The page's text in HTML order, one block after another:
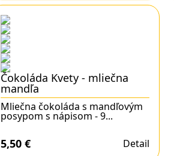
Čokoláda Kvety - mliečna
mandľa
Mliečna čokoláda s mandľovým
posypom s nápisom - 9...
5,50 € Detail